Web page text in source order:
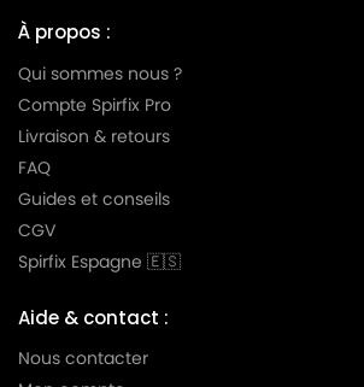
À propos :
Qui sommes nous ?
Compte Spirfix Pro
Livraison & retours
FAQ
Guides et conseils
CGV
Spirfix Espagne 🇪🇸
Aide & contact :
Nous contacter